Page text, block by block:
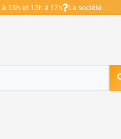
13h et 13h à 17h La société